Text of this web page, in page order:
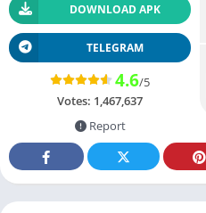
DOWNLOAD APK
TELEGRAM
4.6/5
Votes: 1,467,637
Report